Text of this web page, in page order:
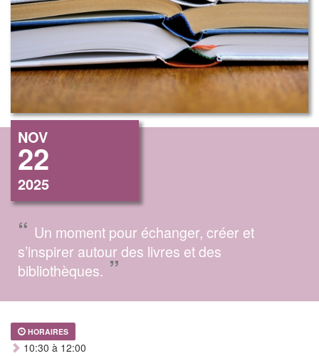
NOV
22
2025
“ Un moment pour échanger, créer et
s’inspirer autour des livres et des
bibliothèques. ”
HORAIRES
10:30 à 12:00